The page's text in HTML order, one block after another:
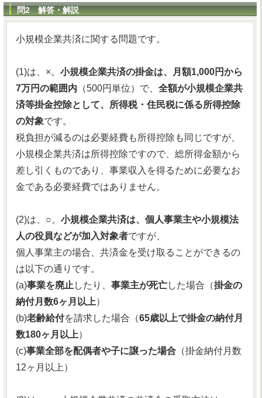
問2 解答・解説
小規模企業共済に関する問題です。
(1)は、×。 小規模企業共済の掛金は、月額1,000円から
7万円の範囲内 （500円単位）で、 全額が小規模企業共
済等掛金控除として、所得税・住民税に係る所得控除
の対象です。
税負担が減るのは必要経費も所得控除も同じですが、
小規模企業共済は所得控除ですので、総所得金額から
差し引くものであり、事業収入を得るために必要なお
金である必要経費ではありません。
(2)は、○。 小規模企業共済は、個人事業主や小規模法
人の役員などが加入対象者ですが、
個人事業主の場合、共済金を受け取ることができるの
は以下の通りです。
(a)事業を廃止 したり、 事業主が死亡した場合（掛金の
納付月数6ヶ月以上）
(b)老齢給付を請求した場合（65歳以上で掛金の納付月
数180ヶ月以上）
(c)事業全部を配偶者や子に譲った場合 （掛金納付月数
12ヶ月以上）